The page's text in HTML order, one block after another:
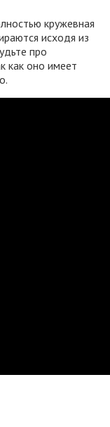
кружевная
исходя из
про
как оно имеет